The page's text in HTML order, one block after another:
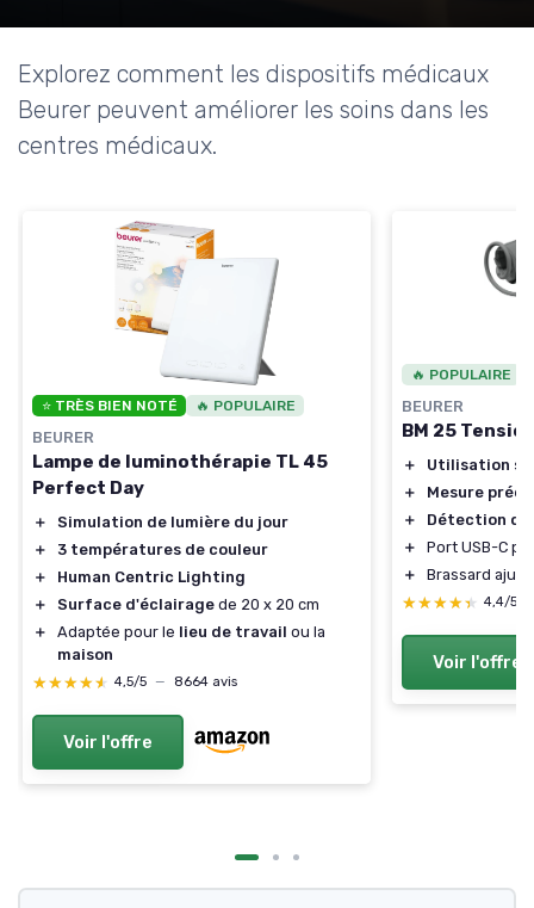
Explorez comment les dispositifs médicaux
Beurer peuvent améliorer les soins dans les
centres médicaux.
⭐ TRÈS BIEN NOTÉ 🔥 POPULAIRE
BEURER
Lampe de luminothérapie TL 45
Perfect Day
＋
Simulation de lumière du jour
＋
3 températures de couleur
＋
Human Centric Lighting
＋
Surface d'éclairage de 20 x 20 cm
＋
Adaptée pour le lieu de travail ou la
maison
★★★★★
★★★★★ 4,5/5 — 8664 avis
Voir l'offre
🔥 POPULAIRE
BEURER
BM 25
＋
Utilisation
＋
Mesure
＋
Détection
＋
Port USB-C
＋
Brassard
★★★★★
★★★★★ 4,4/5
Voir l'offre